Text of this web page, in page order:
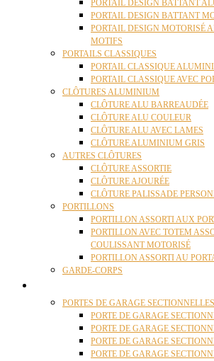
PORTAIL DESIGN BATTANT
PORTAIL DESIGN BATTANT
PORTAIL DESIGN MOTORISÉ
MOTIFS
PORTAILS CLASSIQUES
PORTAIL CLASSIQUE
PORTAIL CLASSIQUE AVEC
CLÔTURES ALUMINIUM
CLÔTURE ALU BARREAUDÉE
CLÔTURE ALU COULEUR
CLÔTURE ALU AVEC LAMES
CLÔTURE ALUMINIUM GRIS
AUTRES CLÔTURES
CLÔTURE ASSORTIE
CLÔTURE AJOURÉE
CLÔTURE PALISSADE
PORTILLONS
PORTILLON ASSORTI AUX
PORTILLON AVEC TOTEM
COULISSANT MOTORISÉ
PORTILLON ASSORTI AU
GARDE-CORPS
PORTES DE GARAGE SECTIONNELLES
PORTE DE GARAGE
PORTE DE GARAGE
PORTE DE GARAGE
PORTE DE GARAGE